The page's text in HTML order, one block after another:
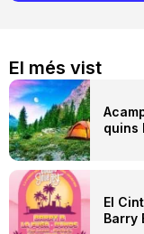
El més vist
quins
El
Barry